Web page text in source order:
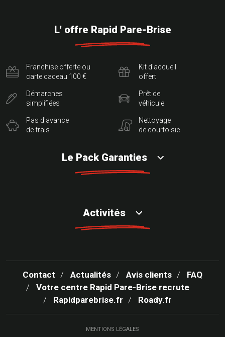
L' offre Rapid Pare-Brise
Franchise offerte ou
carte cadeau 100 €
Démarches
simplifiées
Pas d'avance
de frais
Kit d'accueil
offert
Prêt de
véhicule
Nettoyage
de courtoisie
Le Pack Garanties
Activités
Contact Actualités Avis clients
FAQ
Votre centre Rapid Pare-Brise recrute
Rapidparebrise.fr
Roady.fr
MENTIONS LÉGALES